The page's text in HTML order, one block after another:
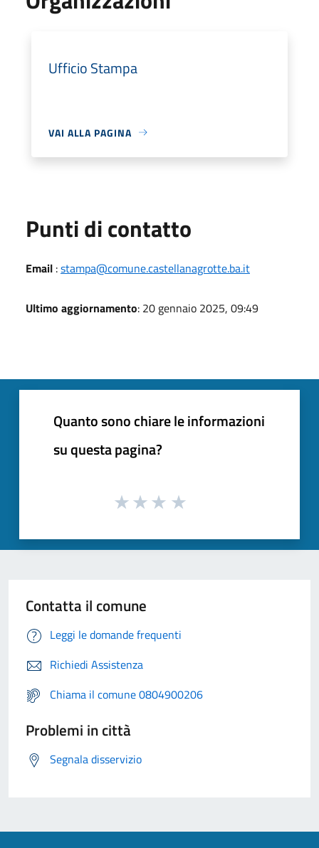
Ufficio Stampa
VAI ALLA PAGINA
Punti di contatto
Email :stampa@comune.castellanagrotte.ba.it
Ultimo aggiornamento: 20 gennaio 2025, 09:49
Quanto sono chiare le informazioni
su questa pagina?
Contatta il comune
Leggi le domande frequenti
Richiedi Assistenza
Chiama il comune 0804900206
Problemi in città
Segnala disservizio